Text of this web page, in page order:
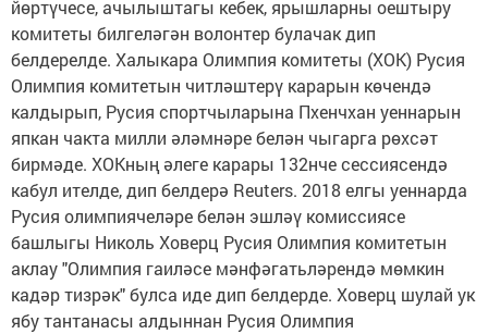
йөртүчесе, ачылыштагы кебек, ярышларны оештыру
комитеты билгеләгән волонтер булачак дип
белдерелде. Халыкара Олимпия комитеты (ХОК) Русия
Олимпия комитетын читләштерү карарын көчендә
калдырып, Русия спортчыларына Пхенчхан уеннарын
япкан чакта милли әләмнәре белән чыгарга рөхсәт
бирмәде. ХОКның әлеге карары 132нче сессиясендә
кабул ителде, дип белдерә Reuters. 2018 елгы уеннарда
Русия олимпиячеләре белән эшләү комиссиясе
башлыгы Николь Ховерц Русия Олимпия комитетын
аклау "Олимпия гаиләсе мәнфәгатьләрендә мөмкин
кадәр тизрәк" булса иде дип белдерде. Ховерц шулай ук
ябу тантанасы алдыннан Русия Олимпия